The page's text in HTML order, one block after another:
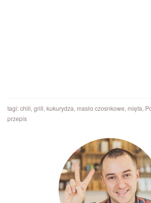
tagi:chili, grill, kukurydza, masło czosnkowe, mięta,
przepis